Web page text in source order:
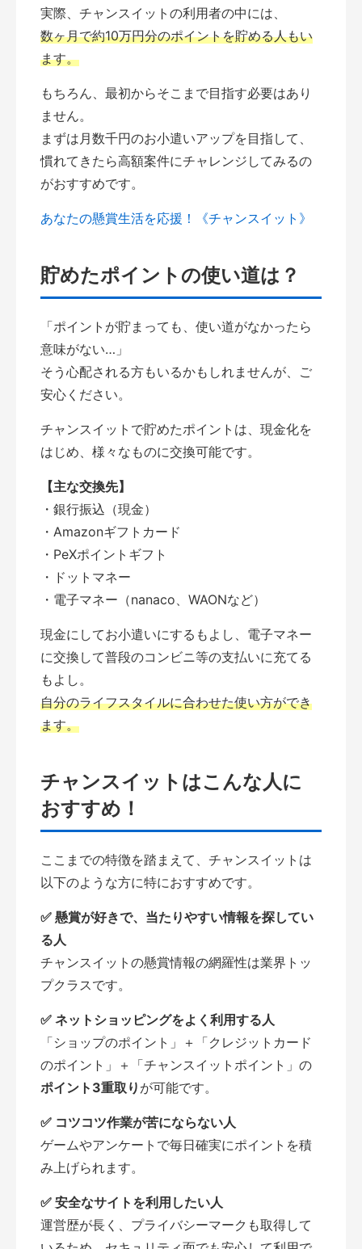
実際、チャンスイットの利用者の中には、
数ヶ月で約10万円分のポイントを貯める人もい
ます。
もちろん、最初からそこまで目指す必要はあり
ません。
まずは月数千円のお小遣いアップを目指して、
慣れてきたら高額案件にチャレンジしてみるの
がおすすめです。
あなたの懸賞生活を応援！《チャンスイット》
貯めたポイントの使い道は？
「ポイントが貯まっても、使い道がなかったら
意味がない…」
そう心配される方もいるかもしれませんが、ご
安心ください。
チャンスイットで貯めたポイントは、現金化を
はじめ、様々なものに交換可能です。
【主な交換先】
・銀行振込（現金）
・Amazonギフトカード
・PeXポイントギフト
・ドットマネー
・電子マネー（nanaco、WAONなど）
現金にしてお小遣いにするもよし、電子マネー
に交換して普段のコンビニ等の支払いに充てる
もよし。
自分のライフスタイルに合わせた使い方ができ
ます。
チャンスイットはこんな人に
おすすめ！
ここまでの特徴を踏まえて、チャンスイットは
以下のような方に特におすすめです。
✅ 懸賞が好きで、当たりやすい情報を探してい
る人
チャンスイットの懸賞情報の網羅性は業界トッ
プクラスです。
✅ ネットショッピングをよく利用する人
「ショップのポイント」＋「クレジットカード
のポイント」＋「チャンスイットポイント」の
ポイント3重取り が可能です。
✅ コツコツ作業が苦にならない人
ゲームやアンケートで毎日確実にポイントを積
み上げられます。
✅ 安全なサイトを利用したい人
運営歴が長く、プライバシーマークも取得して